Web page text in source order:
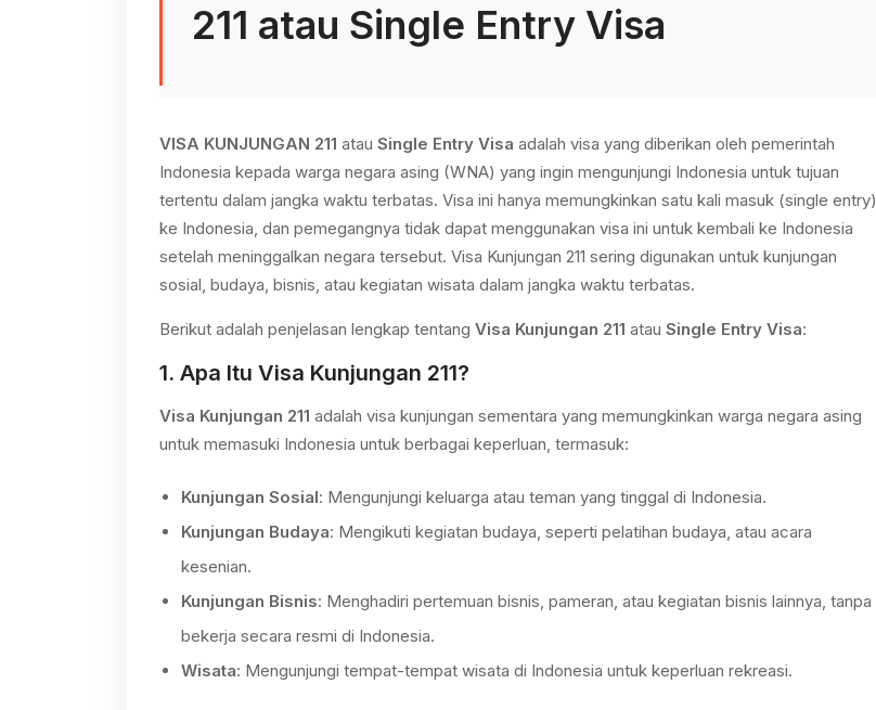
211 atau Single Entry Visa
VISA KUNJUNGAN 211 atau Single Entry Visa adalah visa yang diberikan oleh pemerintah
Indonesia kepada warga negara asing (WNA) yang ingin mengunjungi Indonesia untuk tujuan
tertentu dalam jangka waktu terbatas. Visa ini hanya memungkinkan satu kali masuk (single entry)
ke Indonesia, dan pemegangnya tidak dapat menggunakan visa ini untuk kembali ke Indonesia
setelah meninggalkan negara tersebut. Visa Kunjungan 211 sering digunakan untuk kunjungan
sosial, budaya, bisnis, atau kegiatan wisata dalam jangka waktu terbatas.
Berikut adalah penjelasan lengkap tentang Visa Kunjungan 211 atau Single Entry Visa:
1. Apa Itu Visa Kunjungan 211?
Visa Kunjungan 211 adalah visa kunjungan sementara yang memungkinkan warga negara asing
untuk memasuki Indonesia untuk berbagai keperluan, termasuk:
Kunjungan Sosial: Mengunjungi keluarga atau teman yang tinggal di Indonesia.
Kunjungan Budaya: Mengikuti kegiatan budaya, seperti pelatihan budaya, atau acara
kesenian.
Kunjungan Bisnis: Menghadiri pertemuan bisnis, pameran, atau kegiatan bisnis lainnya, tanpa
bekerja secara resmi di Indonesia.
Wisata: Mengunjungi tempat-tempat wisata di Indonesia untuk keperluan rekreasi.